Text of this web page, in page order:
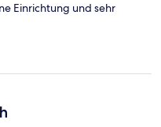
Einrichtung und sehr